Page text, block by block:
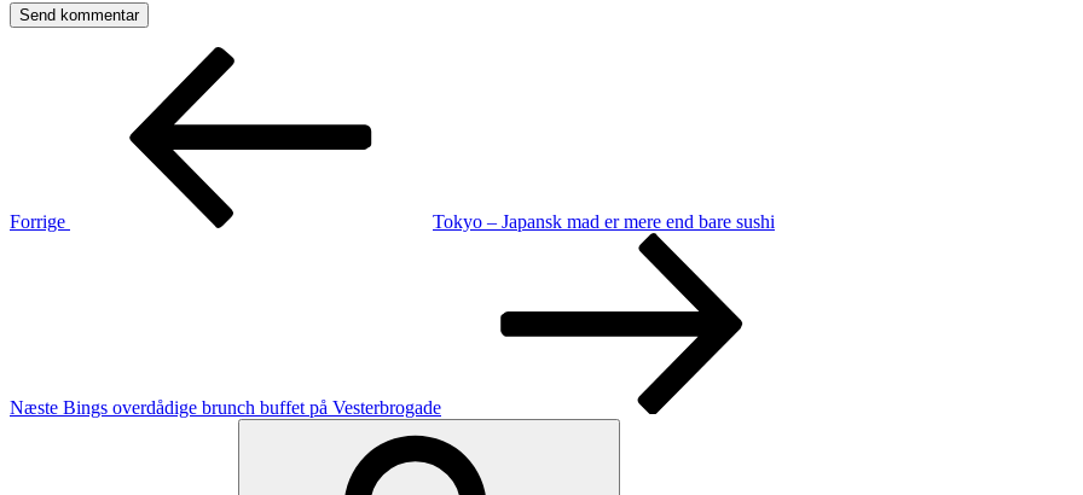
Indlægsnavigation
Forrige
Tokyo – Japansk mad er mere end bare sushi
Næste Bings overdådige brunch buffet på Vesterbrogade